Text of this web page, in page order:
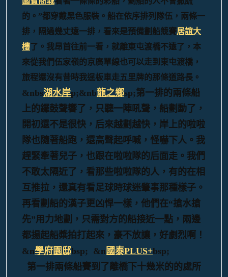
的。”都穿戴黑色服裝。船在依序排列隊伍，兩條一
排，隔過幾丈遠一排，看來是預備劃船競賽居誼大
樓了。我昂首往前一看，就離東屯渡橋不遠了，本
來從我們伍家嶺的京廣單線也可以走到東屯渡橋，
旅程還沒有昔時我逞板車走五里牌的那條道路長。
&nbs湖水岸p;&nb龍之鄉sp;第一排的兩條船
上的鑼鼓聲響了，只聽一陣吼聲，船劃動了，
開初還不是很快，后來越劃越快，岸上的啦啦
隊也隨著船跑，還高聲起呼喊，怪嚇下人。我
趕緊牽著兒子，也跟在啦啦隊的后面走。我們
不敢太隔近了，看那些啦啦隊的人，有的在相
互推拉，還真有看足球時球迷肇事那種樣子。
再看劃船的漢子更凶悍一樣，他們在“搶水搶
先”用力地劃，只需對方的船接近一點，兩邊
都揚起船槳拍打起來，豪不放讓，好劇烈啊！
&n學府園邸bsp; &n國泰PLUS+bsp;
第一排兩條船賽到了離橋下十幾米的的處所